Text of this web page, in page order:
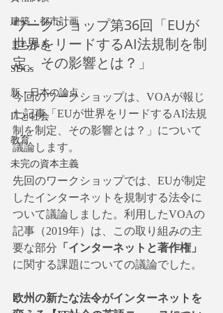
建築・都市計画
まち歩き
SDGs
新・日本の論点
ITと社会
教育
未完の資本主義
ワークショップ第36回「EUが
世界をリードするAI法規制を制
定、その影響とは？」
今回のワークショップは、VOAが報じ
た記事「EUが世界をリードするAI法規
制を制定、その影響とは？」について
議論します。
先回のワークショップでは、EUが制定
したインターネットを規制する法令に
ついて議論しました。利用したVOAの
記事（2019年）は、この取り組みの主
要な部分 「インターネットと著作権」
に関する課題についての議論でした。
欧州の新たな法令がインターネットを